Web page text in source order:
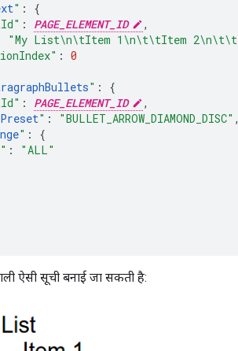
" :
{
: PAGE_ELEMENT_ID
,
"My List\n\tItem 1\n\t\tItem
: 0
" :
{
: PAGE_ELEMENT_ID
,
" : "BULLET_ARROW_DIAMOND_DISC"
" :
{
" :
"ALL"
ऐसी सूची बनाई जा सकती है: